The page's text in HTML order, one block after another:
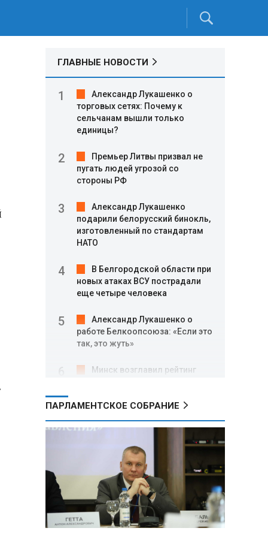
ГЛАВНЫЕ НОВОСТИ
Александр Лукашенко о
торговых сетях: Почему к
сельчанам вышли только
единицы?
Премьер Литвы призвал не
пугать людей угрозой со
стороны РФ
Александр Лукашенко
подарили белорусский бинокль,
изготовленный по стандартам
НАТО
В Белгородской области при
новых атаках ВСУ пострадали
еще четыре человека
Александр Лукашенко о
работе Белкоопсоюза: «Если это
так, это жуть»
Минск возглавил рейтинг
Минобороны РФ: при
освобождении Анискино ВСУ
понесли большие потери, часть
военных сдалась в плен
Александр Лукашенко:
Россияне «услышали батьку» и
скупают пустующие дома в
белорусских деревнях
ПАРЛАМЕНТСКОЕ СОБРАНИЕ